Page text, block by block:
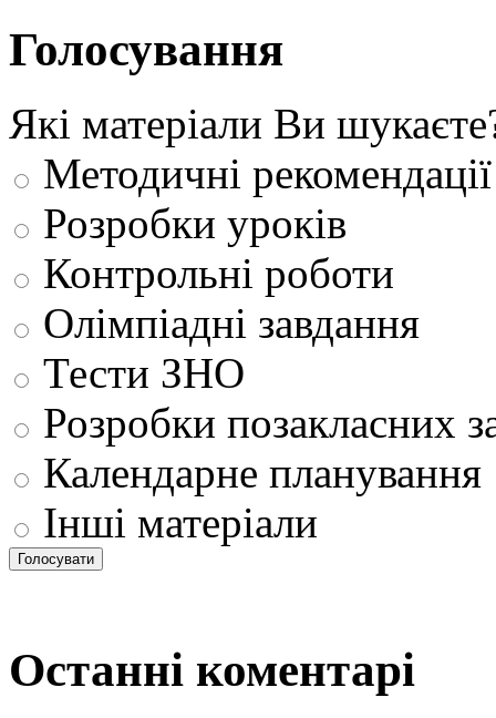
Голосування
Які матеріали Ви
Методичні рекомендації
Розробки уроків
Контрольні роботи
Олімпіадні завдання
Тести ЗНО
Розробки позакласних
Календарне планування
Інші матеріали
Останні коментарі